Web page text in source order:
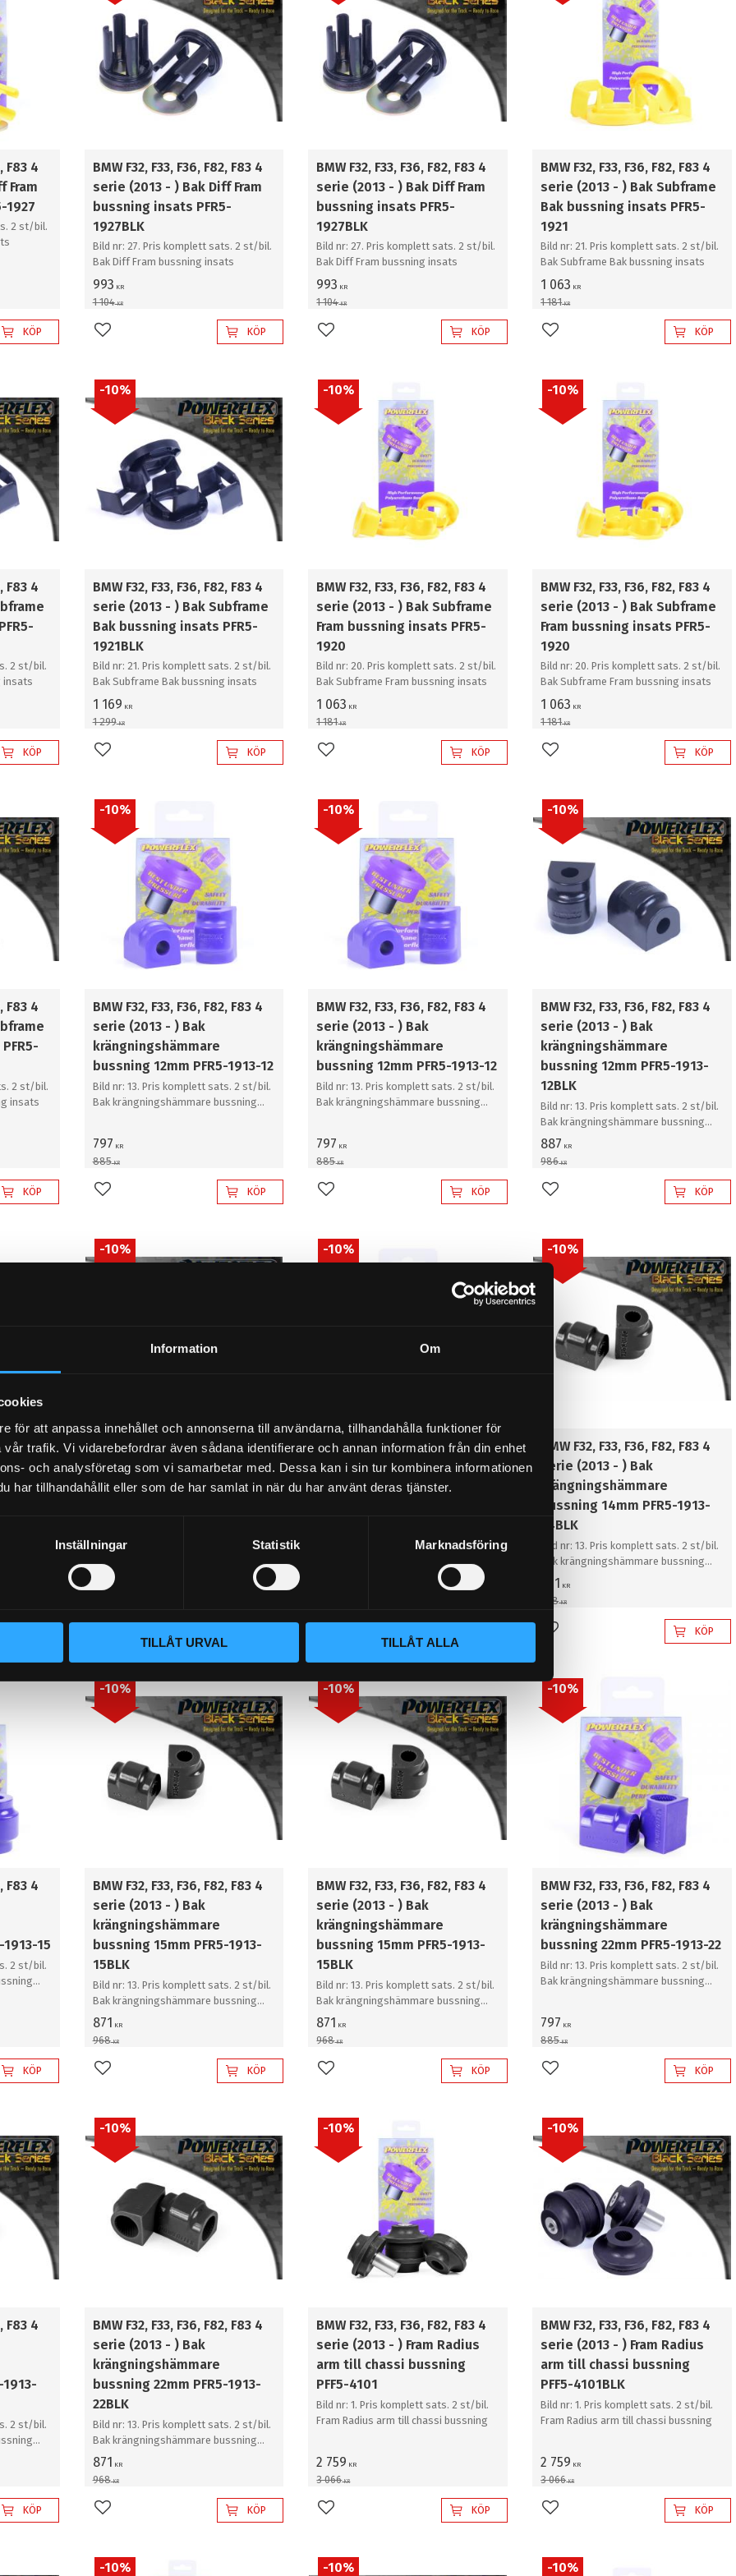
Information Om
för att anpassa innehållet och annonserna till användarna, tillhandahålla funktioner för
trafik. Vi vidarebefordrar även sådana identifierare och annan information från din enhet
och analysföretag som vi samarbetar med. Dessa kan i sin tur kombinera informationen
har tillhandahållit eller som de har samlat in när du har använt deras tjänster.
Inställningar Statistik Marknadsföring
TILLÅT URVAL TILLÅT ALLA
F83 4
Fram
1927
2 st/bil.
KÖP
BMW F32, F33, F36, F82, F83 4
serie (2013 - ) Bak Diff Fram
bussning insats PFR5-
1927BLK
Bild nr: 27. Pris komplett sats. 2 st/bil.
Bak Diff Fram bussning insats
993 KR
1 104KR
Lägg till i favoriter KÖP
BMW F32, F33, F36, F82, F83 4
serie (2013 - ) Bak Diff Fram
bussning insats PFR5-
1927BLK
Bild nr: 27. Pris komplett sats. 2 st/bil.
Bak Diff Fram bussning insats
993 KR
1 104KR
Lägg till i favoriter KÖP
BMW F32, F33, F36, F82, F83 4
serie (2013 - ) Bak Subframe
Bak bussning insats PFR5-
1921
Bild nr: 21. Pris komplett sats. 2 st/bil.
Bak Subframe Bak bussning insats
1 063 KR
1 181KR
Lägg till i favoriter KÖP
F83 4
2 st/bil.
insats
KÖP
BMW F32, F33, F36, F82, F83 4
serie (2013 - ) Bak Subframe
Bak bussning insats PFR5-
1921BLK
Bild nr: 21. Pris komplett sats. 2 st/bil.
Bak Subframe Bak bussning insats
1 169 KR
1 299KR
10%
Lägg till i favoriter KÖP
BMW F32, F33, F36, F82, F83 4
serie (2013 - ) Bak Subframe
Fram bussning insats PFR5-
1920
Bild nr: 20. Pris komplett sats. 2 st/bil.
Bak Subframe Fram bussning insats
1 063 KR
1 181KR
10%
Lägg till i favoriter KÖP
BMW F32, F33, F36, F82, F83 4
serie (2013 - ) Bak Subframe
Fram bussning insats PFR5-
1920
Bild nr: 20. Pris komplett sats. 2 st/bil.
Bak Subframe Fram bussning insats
1 063 KR
1 181KR
10%
Lägg till i favoriter KÖP
F83 4
2 st/bil.
insats
KÖP
BMW F32, F33, F36, F82, F83 4
serie (2013 - ) Bak
krängningshämmare
bussning 12mm PFR5-1913-12
Bild nr: 13. Pris komplett sats. 2 st/bil.
Bak krängningshämmare bussning
797 KR
885KR
10%
Lägg till i favoriter KÖP
BMW F32, F33, F36, F82, F83 4
serie (2013 - ) Bak
krängningshämmare
bussning 12mm PFR5-1913-12
Bild nr: 13. Pris komplett sats. 2 st/bil.
Bak krängningshämmare bussning
797 KR
885KR
10%
Lägg till i favoriter KÖP
BMW F32, F33, F36, F82, F83 4
serie (2013 - ) Bak
krängningshämmare
bussning 12mm PFR5-1913-
12BLK
Bild nr: 13. Pris komplett sats. 2 st/bil.
Bak krängningshämmare bussning
12mm
887 KR
986KR
10%
Lägg till i favoriter KÖP
F83 4
BMW F32, F33, F36, F82, F83 4
serie (2013 - ) Bak
krängningshämmare
Bild nr: 13. Pris komplett sats. 2 st/bil.
13mm
887
10%
Lägg till i favoriter
BMW F32, F33, F36, F82, F83 4
serie (2013 - ) Bak
krängningshämmare
Bild nr: 13. Pris komplett sats. 2 st/bil.
10%
Lägg till i favoriter
BMW F32, F33, F36, F82, F83 4
serie (2013 - ) Bak
krängningshämmare
bussning 14mm PFR5-1913-
14BLK
Bild nr: 13. Pris komplett sats. 2 st/bil.
Bak krängningshämmare bussning
14mm
871 KR
968KR
10%
Lägg till i favoriter KÖP
F83 4
15
2 st/bil.
KÖP
BMW F32, F33, F36, F82, F83 4
serie (2013 - ) Bak
krängningshämmare
bussning 15mm PFR5-1913-
15BLK
Bild nr: 13. Pris komplett sats. 2 st/bil.
Bak krängningshämmare bussning
15mm
871 KR
968KR
10%
Lägg till i favoriter KÖP
BMW F32, F33, F36, F82, F83 4
serie (2013 - ) Bak
krängningshämmare
bussning 15mm PFR5-1913-
15BLK
Bild nr: 13. Pris komplett sats. 2 st/bil.
Bak krängningshämmare bussning
15mm
871 KR
968KR
10%
Lägg till i favoriter KÖP
BMW F32, F33, F36, F82, F83 4
serie (2013 - ) Bak
krängningshämmare
bussning 22mm PFR5-1913-22
Bild nr: 13. Pris komplett sats. 2 st/bil.
Bak krängningshämmare bussning
797 KR
885KR
10%
Lägg till i favoriter KÖP
F83 4
2 st/bil.
KÖP
BMW F32, F33, F36, F82, F83 4
serie (2013 - ) Bak
krängningshämmare
bussning 22mm PFR5-1913-
22BLK
Bild nr: 13. Pris komplett sats. 2 st/bil.
Bak krängningshämmare bussning
22mm
871 KR
968KR
10%
Lägg till i favoriter KÖP
BMW F32, F33, F36, F82, F83 4
serie (2013 - ) Fram Radius
arm till chassi bussning
PFF5-4101
Bild nr: 1. Pris komplett sats. 2 st/bil.
Fram Radius arm till chassi bussning
2 759 KR
3 066KR
10%
Lägg till i favoriter KÖP
BMW F32, F33, F36, F82, F83 4
serie (2013 - ) Fram Radius
arm till chassi bussning
PFF5-4101BLK
Bild nr: 1. Pris komplett sats. 2 st/bil.
Fram Radius arm till chassi bussning
2 759 KR
3 066KR
10%
Lägg till i favoriter KÖP
10% 10% 10%